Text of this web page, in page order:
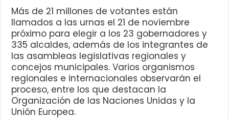
Más de 21 millones de votantes están
llamados a las urnas el 21 de noviembre
próximo para elegir a los 23 gobernadores y
335 alcaldes, además de los integrantes de
las asambleas legislativas regionales y
concejos municipales. Varios organismos
regionales e internacionales observarán el
proceso, entre los que destacan la
Organización de las Naciones Unidas y la
Unión Europea.